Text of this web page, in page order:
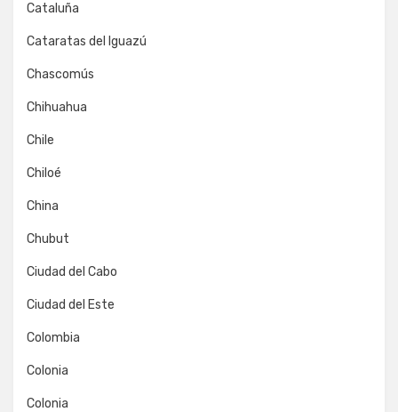
Cataluña
Cataratas del Iguazú
Chascomús
Chihuahua
Chile
Chiloé
China
Chubut
Ciudad del Cabo
Ciudad del Este
Colombia
Colonia
Colonia